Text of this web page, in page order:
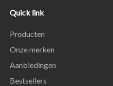
Quick link
Producten
Onze merken
Aanbiedingen
Bestsellers